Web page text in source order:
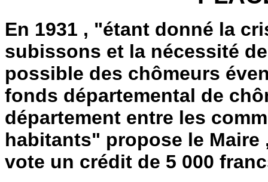
En 1931 , "étant donné la
subissons et la nécessité
possible des chômeurs
fonds départemental de
département entre les
habitants" propose le Maire
vote un crédit de 5 000